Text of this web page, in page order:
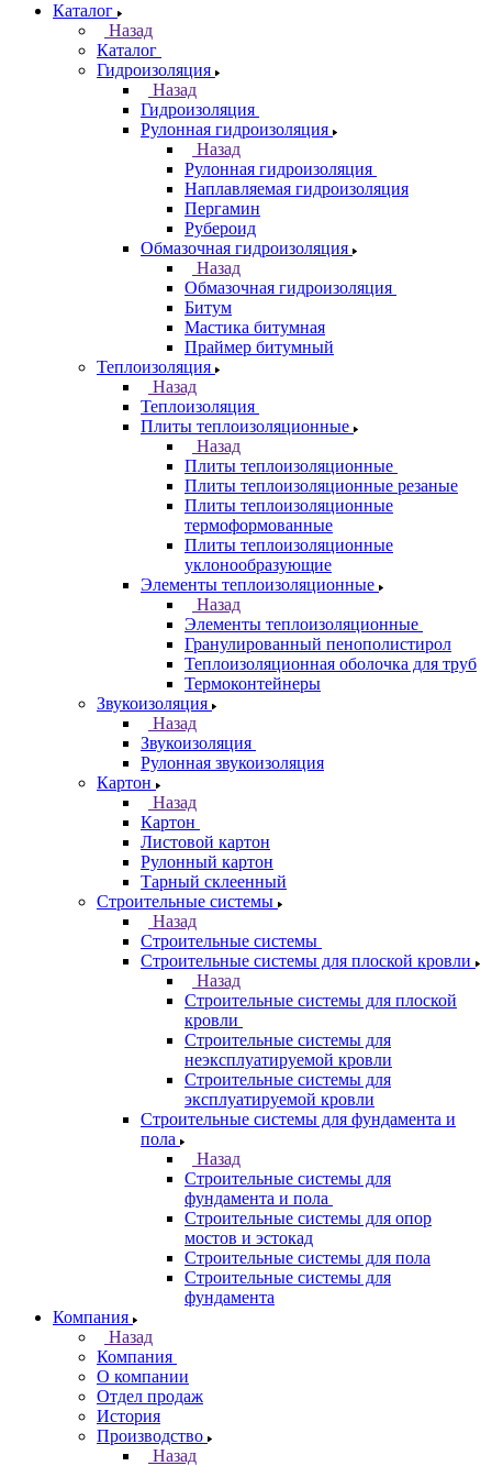
Каталог
Назад
Каталог
Гидроизоляция
Назад
Гидроизоляция
Рулонная гидроизоляция
Назад
Рулонная гидроизоляция
Наплавляемая гидроизоляция
Пергамин
Рубероид
Обмазочная гидроизоляция
Назад
Обмазочная гидроизоляция
Битум
Мастика битумная
Праймер битумный
Теплоизоляция
Назад
Теплоизоляция
Плиты теплоизоляционные
Назад
Плиты теплоизоляционные
Плиты теплоизоляционные резаные
Плиты теплоизоляционные
термоформованные
Плиты теплоизоляционные
уклонообразующие
Элементы теплоизоляционные
Назад
Элементы теплоизоляционные
Гранулированный пенополистирол
Теплоизоляционная оболочка для труб
Термоконтейнеры
Звукоизоляция
Назад
Звукоизоляция
Рулонная звукоизоляция
Картон
Назад
Картон
Листовой картон
Рулонный картон
Тарный склеенный
Строительные системы
Назад
Строительные системы
Строительные системы для плоской кровли
Назад
Строительные системы для плоской
кровли
Строительные системы для
неэксплуатируемой кровли
Строительные системы для
эксплуатируемой кровли
Строительные системы для фундамента и
пола
Назад
Строительные системы для
фундамента и пола
Строительные системы для опор
мостов и эстокад
Строительные системы для пола
Строительные системы для
фундамента
Компания
Назад
Компания
О компании
Отдел продаж
История
Производство
Назад